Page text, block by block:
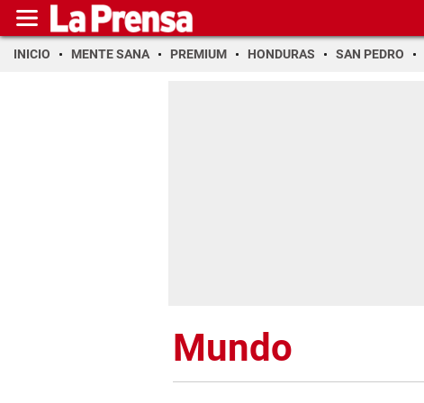
INICIO MENTE SANA PREMIUM HONDURAS SAN PEDRO
Mundo